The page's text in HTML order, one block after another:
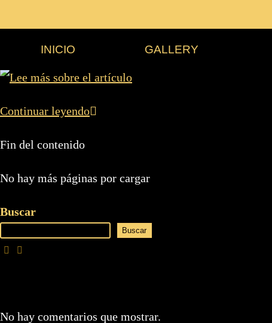
INICIO GALLERY
Continuar leyendo
Fin del contenido
No hay más páginas por cargar
Buscar
Buscar
No hay comentarios que mostrar.